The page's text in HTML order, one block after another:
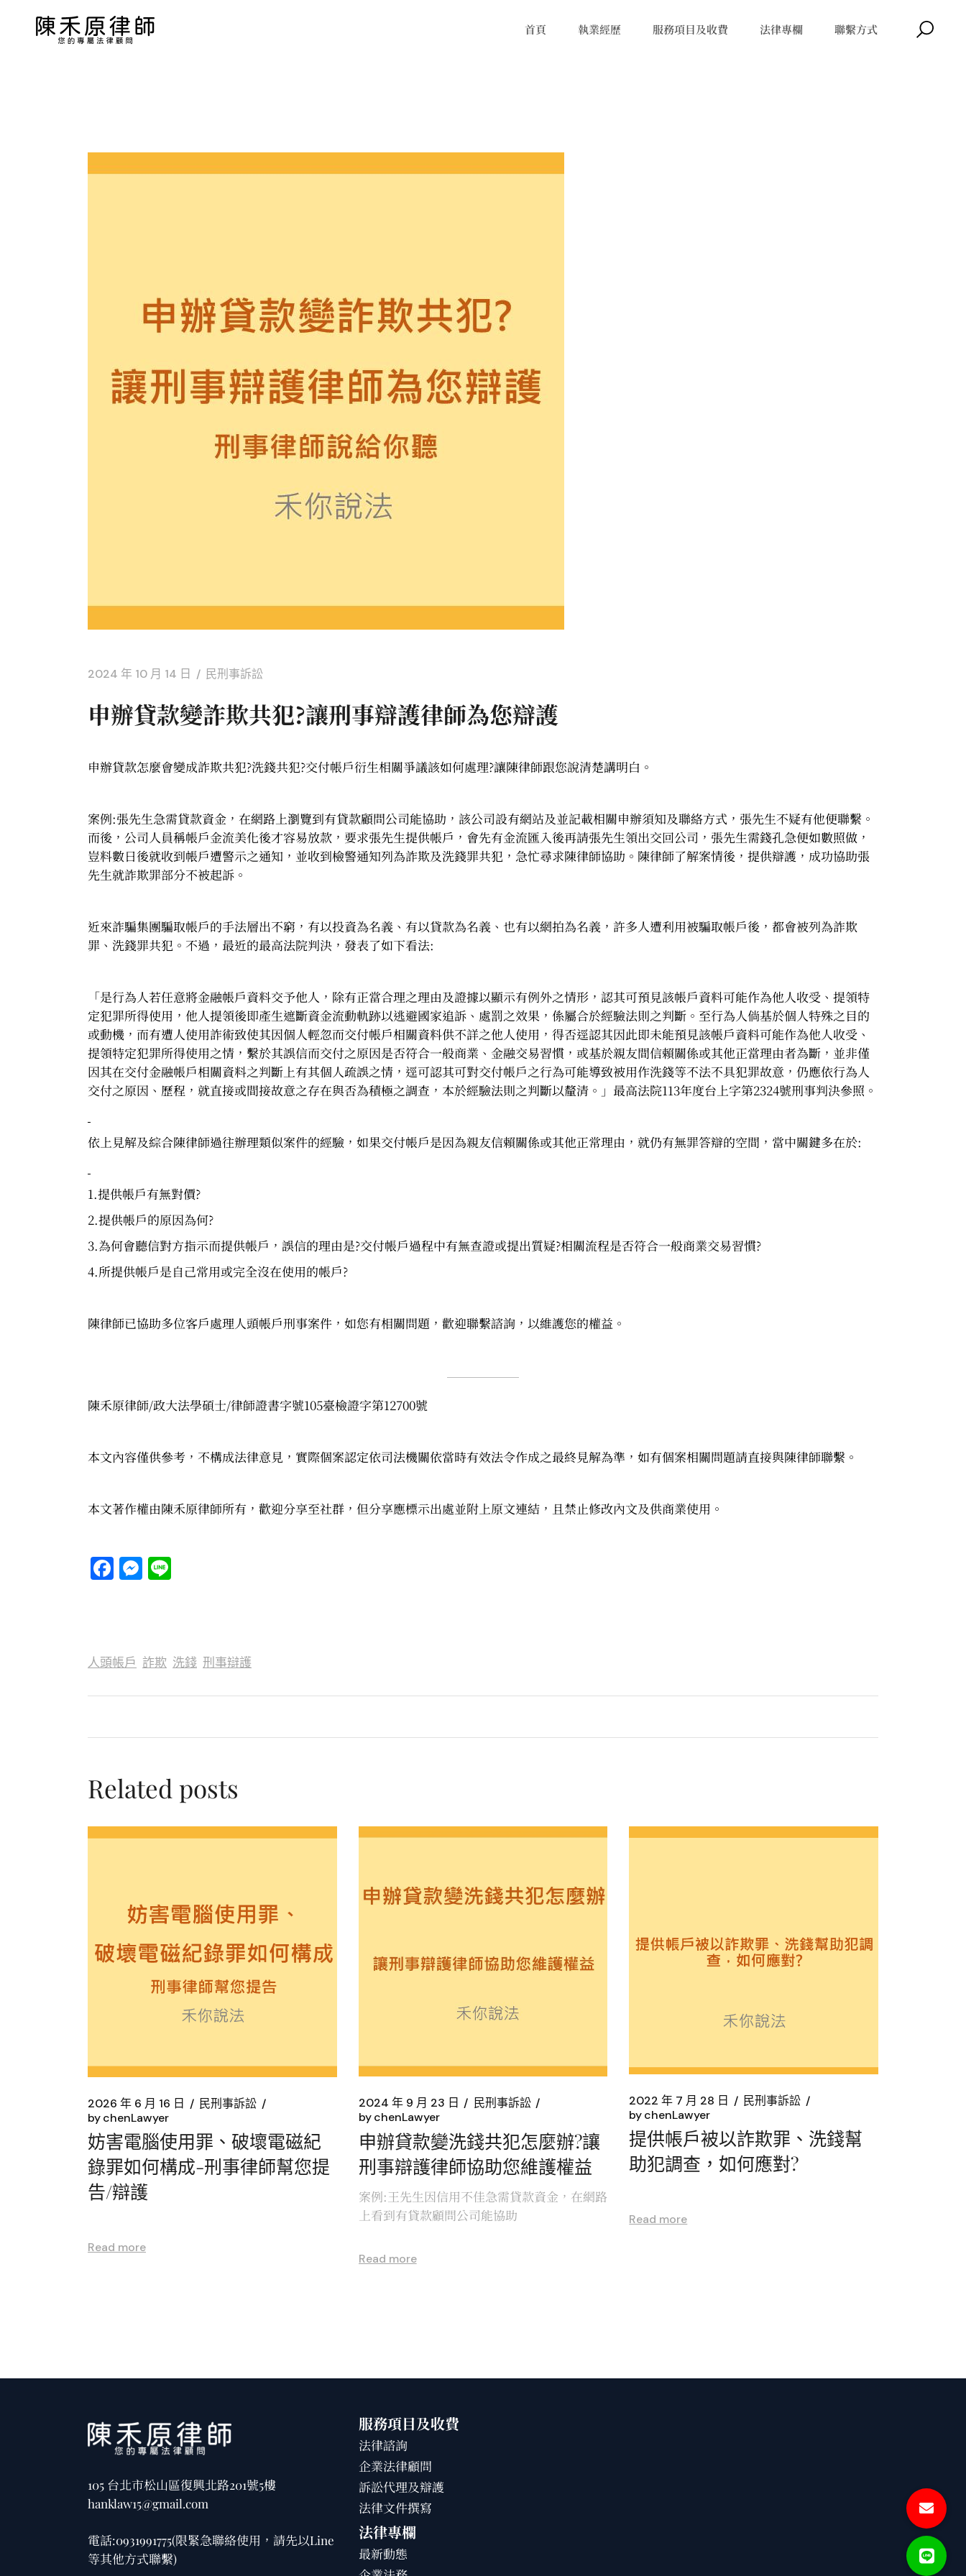
首頁 執業經歷 服務項目及收費 法律專欄 聯繫方式
2024 年 10 月 14 日 民刑事訴訟
申辦貸款變詐欺共犯?讓刑事辯護律師為您辯護
申辦貸款怎麼會變成詐欺共犯?洗錢共犯?交付帳戶衍生相關爭議該如何處理?讓陳律師跟您說清楚講明白。
案例:張先生急需貸款資金，在網路上瀏覽到有貸款顧問公司能協助，該公司設有網站及並記載相關申辦須知及聯絡方式，張先生不疑有他便聯繫。
而後，公司人員稱帳戶金流美化後才容易放款，要求張先生提供帳戶，會先有金流匯入後再請張先生領出交回公司，張先生需錢孔急便如數照做，
豈料數日後就收到帳戶遭警示之通知，並收到檢警通知列為詐欺及洗錢罪共犯，急忙尋求陳律師協助。陳律師了解案情後，提供辯護，成功協助張
先生就詐欺罪部分不被起訴。
近來詐騙集團騙取帳戶的手法層出不窮，有以投資為名義、有以貸款為名義、也有以網拍為名義，許多人遭利用被騙取帳戶後，都會被列為詐欺
罪、洗錢罪共犯。不過，最近的最高法院判決，發表了如下看法:
「是行為人若任意將金融帳戶資料交予他人，除有正當合理之理由及證據以顯示有例外之情形，認其可預見該帳戶資料可能作為他人收受、提領特
定犯罪所得使用，他人提領後即產生遮斷資金流動軌跡以逃避國家追訴、處罰之效果，係屬合於經驗法則之判斷。至行為人倘基於個人特殊之目的
或動機，而有遭人使用詐術致使其因個人輕忽而交付帳戶相關資料供不詳之他人使用，得否逕認其因此即未能預見該帳戶資料可能作為他人收受、
提領特定犯罪所得使用之情，繫於其誤信而交付之原因是否符合一般商業、金融交易習慣，或基於親友間信賴關係或其他正當理由者為斷，並非僅
因其在交付金融帳戶相關資料之判斷上有其個人疏誤之情，逕可認其可對交付帳戶之行為可能導致被用作洗錢等不法不具犯罪故意，仍應依行為人
交付之原因、歷程，就直接或間接故意之存在與否為積極之調查，本於經驗法則之判斷以釐清。」最高法院113年度台上字第2324號刑事判決參照。
依上見解及綜合陳律師過往辦理類似案件的經驗，如果交付帳戶是因為親友信賴關係或其他正常理由，就仍有無罪答辯的空間，當中關鍵多在於:
1.提供帳戶有無對價?
2.提供帳戶的原因為何?
3.為何會聽信對方指示而提供帳戶，誤信的理由是?交付帳戶過程中有無查證或提出質疑?相關流程是否符合一般商業交易習慣?
4.所提供帳戶是自己常用或完全沒在使用的帳戶?
陳律師已協助多位客戶處理人頭帳戶刑事案件，如您有相關問題，歡迎聯繫諮詢，以維護您的權益。
陳禾原律師/政大法學碩士/律師證書字號105臺檢證字第12700號
本文內容僅供參考，不構成法律意見，實際個案認定依司法機關依當時有效法令作成之最終見解為準，如有個案相關問題請直接與陳律師聯繫。
本文著作權由陳禾原律師所有，歡迎分享至社群，但分享應標示出處並附上原文連結，且禁止修改內文及供商業使用。
Facebook
Messenger
人頭帳戶 詐欺 洗錢 刑事辯護
Related posts
2026 年 6 月 16 日
民刑事訴訟
bychenLawyer
妨害電腦使用罪、破壞電磁紀
錄罪如何構成-刑事律師幫您提
告/辯護
Read more
2024 年 9 月 23 日
民刑事訴訟
by chenLawyer
申辦貸款變洗錢共犯怎麼辦?讓
刑事辯護律師協助您維護權益
案例:王先生因信用不佳急需貸款資金，在網路
上看到有貸款顧問公司能協助
Read more
2022 年 7 月 28 日
民刑事訴訟
bychenLawyer
提供帳戶被以詐欺罪、洗錢幫
助犯調查，如何應對?
Read more
105 台北市松山區復興北路201號5樓
hanklaw15@gmail.com
電話:0931991775(限緊急聯絡使用，請先以Line
等其他方式聯繫)
服務項目及收費
法律諮詢
企業法律顧問
訴訟代理及辯護
法律文件撰寫
法律專欄
最新動態